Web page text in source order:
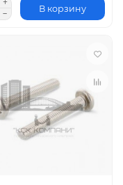
В корзину